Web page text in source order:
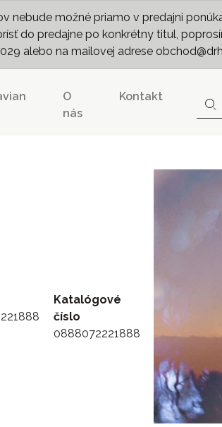
nebude možné priamo v predajni
do predajne po konkrétny titul,
alebo na mailovej adrese
O
nás
Kontakt
Katalógové
číslo
0888072221888